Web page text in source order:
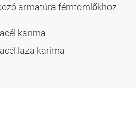
armatúra fémtömlőkhöz
karima
laza karima